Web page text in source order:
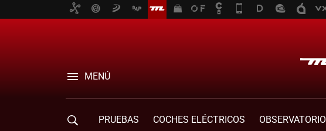
MENÚ
PRUEBAS COCHES ELÉCTRICOS OBSERVATORIO